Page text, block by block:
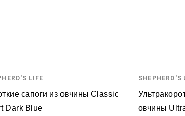
LIFE
сапоги из овчины Classic
Dark Blue
SHEPHERD'S
овчины